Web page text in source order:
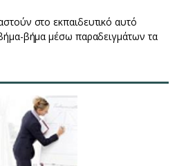
στο εκπαιδευτικό αυτό
βήμα μέσω παραδειγμάτων τα